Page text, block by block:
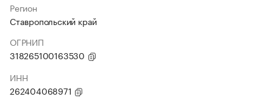
Регион
Ставропольский край
ОГРНИП
318265100163530
ИНН
262404068971